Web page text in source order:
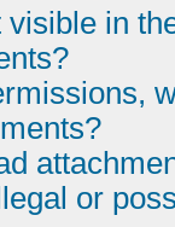
in
or